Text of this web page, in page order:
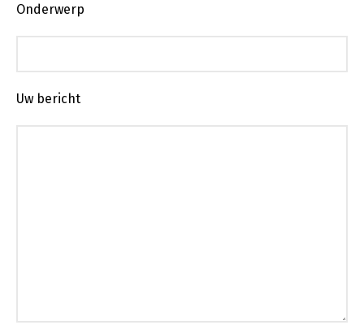
Onderwerp
Uw bericht